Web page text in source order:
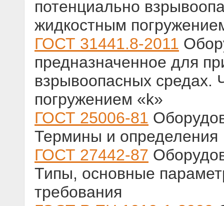
потенциально
жидкостным
ГОСТ 31441.8-2011
предназначенное для
взрывоопасных средах.
погружением «k»
ГОСТ 25006-81
Термины и определения
ГОСТ 27442-87
Типы, основные
требования